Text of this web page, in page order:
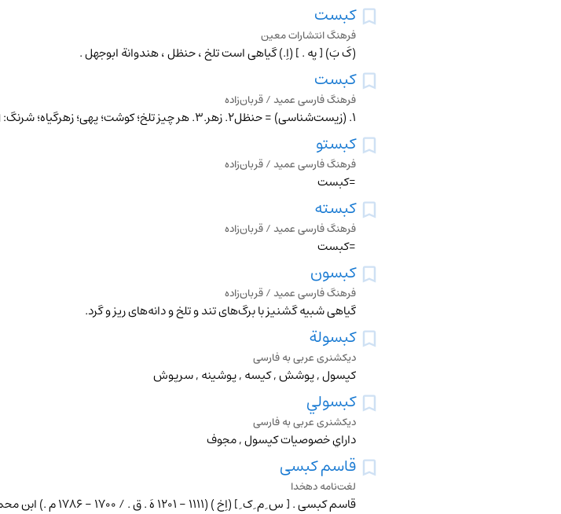
کبست
فرهنگ انتشارات معین
(کَ بَ) [ په . ] (اِ.) گیاهی است تلخ ، حنظل ، هندوانة ابوجهل .
کبست
فرهنگ فارسی عمید / قربان‌زاده
۱. (زیست‌شناسی) = حنظل۲. زهر.۳. هر ‌چیز تلخ؛ کوشت؛ پهی؛ زهرگیاه؛ شرنگ: ◻︎ روز من گشت از فراق تو شب / نوش من شد ازآن دهانت کبست (اورمزدی: شاعران بی‌دیوان: ۲۷۵).
کبستو
فرهنگ فارسی عمید / قربان‌زاده
=کبست
کبسته
فرهنگ فارسی عمید / قربان‌زاده
=کبست
کبسون
فرهنگ فارسی عمید / قربان‌زاده
گیاهی شبیه گشنیز با برگ‌های تند و تلخ و دانه‌های ریز و گرد.
کبسولة
دیکشنری عربی به فارسی
کپسول , پوشش , کيسه , پوشينه , سرپوش
کبسولي
دیکشنری عربی به فارسی
داراي خصوصيات کپسول , مجوف
قاسم کبسی
لغت‌نامه دهخدا
قاسم کبسی . [ س ِ م ِ ک ِ ] (اِخ ) (1111 - 1201 هَ . ق . / 1700 - 1786 م .) ابن محمدبن عبداﷲ. یکی از دانشمندان یمانی و از مردم صنعاء بود. شوکانی گوید: وی استاد